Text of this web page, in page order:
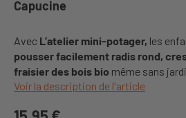
Avec L’atelier mini-potager, les
pousser facilement radis rond,
fraisier des bois bio même sans
Voir la description de l'article